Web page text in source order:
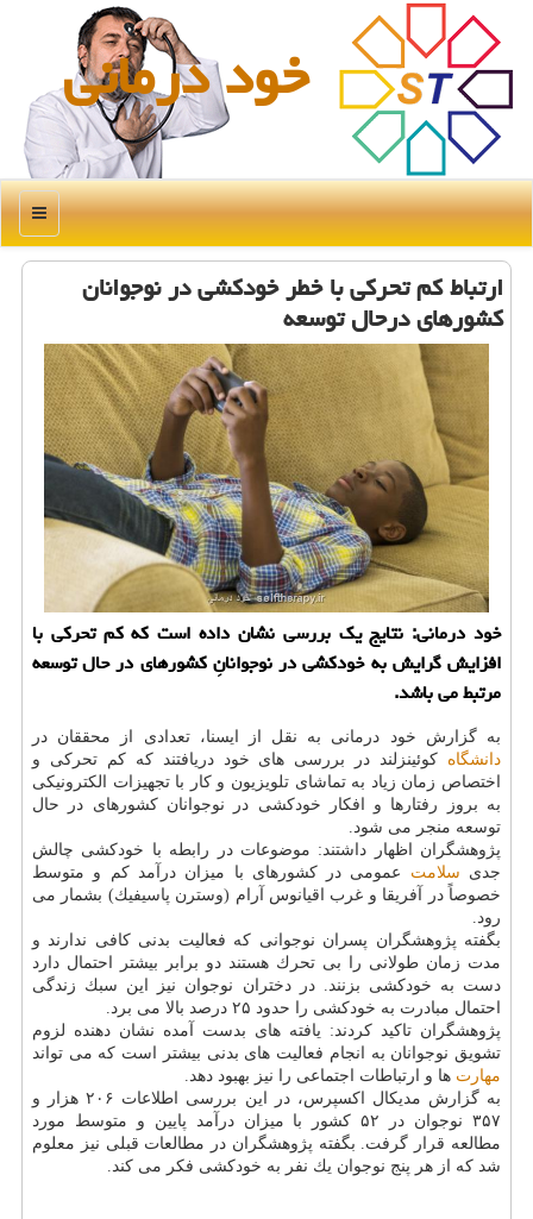
خود درمانی
منو
ارتباط كم تحركی با خطر خودكشی در نوجوانان
كشورهای درحال توسعه
خود درمانی: نتایج یك بررسی نشان داده است كه كم تحركی با
افزایش گرایش به خودكشی در نوجوانانِ كشورهای در حال توسعه
مرتبط می باشد.
به گزارش خود درمانی به نقل از ایسنا، تعدادی از محققان در
دانشگاه كوئینزلند در بررسی های خود دریافتند كه كم تحركی و
اختصاص زمان زیاد به تماشای تلویزیون و كار با تجهیزات الكترونیكی
به بروز رفتارها و افكار خودكشی در نوجوانان كشورهای در حال
توسعه منجر می شود.
پژوهشگران اظهار داشتند: موضوعات در رابطه با خودكشی چالش
جدی سلامت عمومی در كشورهای با میزان درآمد كم و متوسط
خصوصاً در آفریقا و غرب اقیانوس آرام (وسترن پاسیفیك) بشمار می
رود.
بگفته پژوهشگران پسران نوجوانی كه فعالیت بدنی كافی ندارند و
مدت زمان طولانی را بی تحرك هستند دو برابر بیشتر احتمال دارد
دست به خودكشی بزنند. در دختران نوجوان نیز این سبك زندگی
احتمال مبادرت به خودكشی را حدود ۲۵ درصد بالا می برد.
پژوهشگران تاكید كردند: یافته های بدست آمده نشان دهنده لزوم
تشویق نوجوانان به انجام فعالیت های بدنی بیشتر است كه می تواند
مهارت ها و ارتباطات اجتماعی را نیز بهبود دهد.
به گزارش مدیكال اكسپرس، در این بررسی اطلاعات ۲۰۶ هزار و
۳۵۷ نوجوان در ۵۲ كشور با میزان درآمد پایین و متوسط مورد
مطالعه قرار گرفت. بگفته پژوهشگران در مطالعات قبلی نیز معلوم
شد كه از هر پنج نوجوان یك نفر به خودكشی فكر می كند.